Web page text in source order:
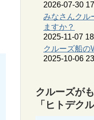
2026-07-30
みなさんクル
ますか？
2025-11-07
クルーズ船の
2025-10-06
クルーズが
「ヒトデク